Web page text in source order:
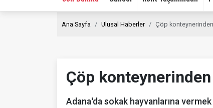
Ana Sayfa Ulusal Haberler Çöp konteynerinden
Çöp konteynerinden
Adana'da sokak hayvanlarına